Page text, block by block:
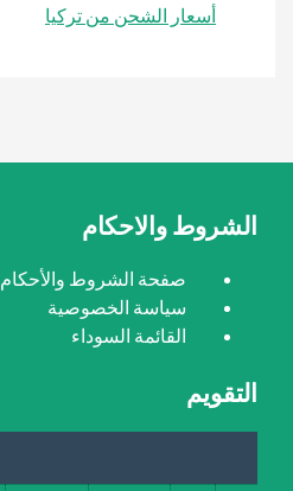
أسعار الشحن من تركيا
الشروط والاحكام
صفحة الشروط والأحكام
سياسة الخصوصية
القائمة السوداء
التقويم